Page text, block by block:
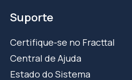
Suporte
Certifique-se no Fracttal
Central de Ajuda
Estado do Sistema